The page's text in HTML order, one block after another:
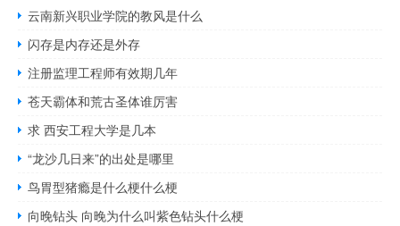
云南新兴职业学院的教风是什么
闪存是内存还是外存
注册监理工程师有效期几年
苍天霸体和荒古圣体谁厉害
求 西安工程大学是几本
“龙沙几日来”的出处是哪里
鸟胃型猪瘾是什么梗什么梗
向晚钻头 向晚为什么叫紫色钻头什么梗